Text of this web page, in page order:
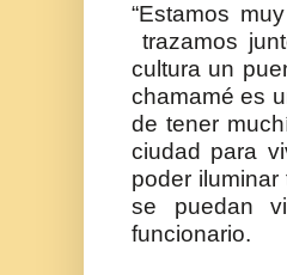
“Estamos
trazamos
cultura un
chamamé es
de tener
ciudad para
poder
se puedan
funcionario.